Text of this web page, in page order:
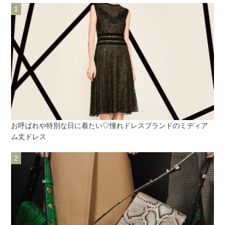
お呼ばれや特別な日に着たい♡憧れドレスブランドのミディア
ム丈ドレス